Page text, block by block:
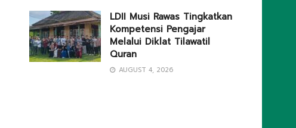
LDII Musi Rawas Tingkatkan
Kompetensi Pengajar
Melalui Diklat Tilawatil
Quran
AUGUST 4, 2026